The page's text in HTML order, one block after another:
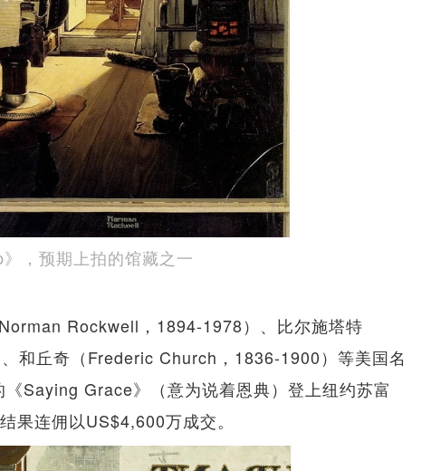
，预期上拍的馆藏之一
Rockwell，1894-1978）、比尔施塔特
和丘奇（Frederic Church，1836-1900）等美国名
Saying Grace》（意为说着恩典）登上纽约苏富
果连佣以US$4,600万成交。